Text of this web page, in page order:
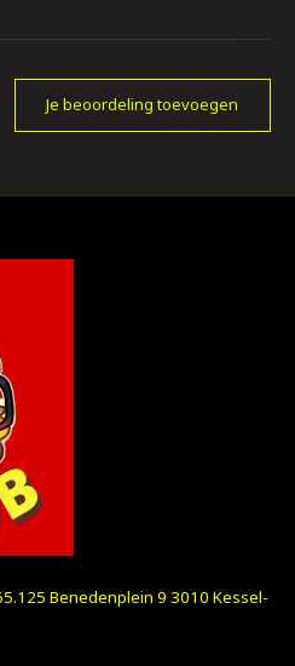
Je beoordeling toevoegen
Benedenplein 9 3010 Kessel-